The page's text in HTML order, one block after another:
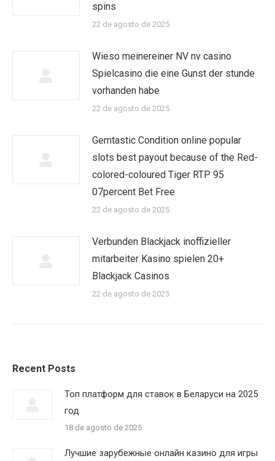
spins
22 de agosto de 2025
Wieso meinereiner NV nv casino
Spielcasino die eine Gunst der stunde
vorhanden habe
22 de agosto de 2025
Gemtastic Condition online popular
slots best payout because of the Red-
colored-coloured Tiger RTP 95
07percent Bet Free
22 de agosto de 2025
Verbunden Blackjack inoffizieller
mitarbeiter Kasino spielen 20+
Blackjack Casinos
22 de agosto de 2025
Recent Posts
Топ платформ для ставок в Беларуси на 2025
год
18 de agosto de 2025
Лучшие зарубежные онлайн казино для игры